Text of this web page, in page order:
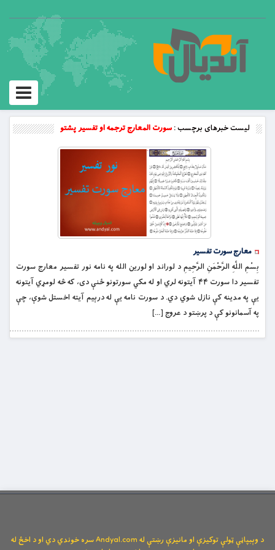
Toggle
لیست خبرهای برچسب :سورت المعارج ترجمه او تفسیر پشتو
معارج سورت تفسیر
بِسْمِ اللَّهِ الرَّحْمَنِ الرَّحِيمِ د لوراند او لورین الله په نامه نور تفسیر معارج سورت
تفسیر دا سورت ۴۴ آیتونه لري او له مکي سورتونو ځنې دی، که څه لومړي آیتونه
یې په مدینه کې نازل شوي دي. د سورت نامه یې له درېیم آیته اخستل شوې، چې
په آسمانونو کې د پرښتو د عروج […]
د وېبپاڼې ټولې توکیزې او مانیزې رښتې له Andyal.com سره خوندي دي او د اخځ له